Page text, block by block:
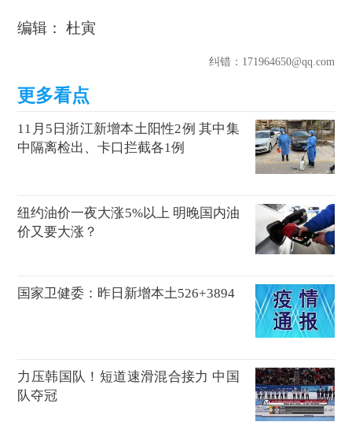
编辑： 杜寅
纠错：171964650@qq.com
11月5日浙江新增本土阳性2例 其中集
中隔离检出、卡口拦截各1例
纽约油价一夜大涨5%以上 明晚国内油
价又要大涨？
国家卫健委：昨日新增本土526+3894
力压韩国队！短道速滑混合接力 中国
队夺冠